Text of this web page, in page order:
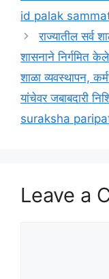
id palak
राज्यातील सर्व
शासनाने निर्गमित
शाळा व्यवस्थापन,
यांचेवर जबाबदारी
suraksha
Leave a